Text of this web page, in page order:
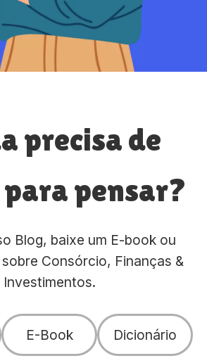
precisa de
pensar?
Blog, baixe um E-book ou
Consórcio, Finanças &
Investimentos.
E-Book Dicionário